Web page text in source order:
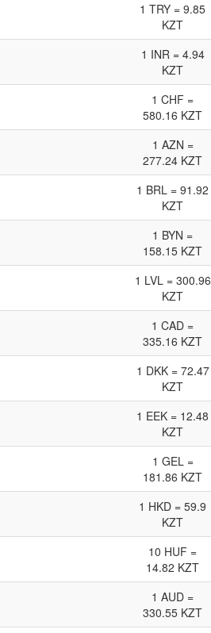
1 TRY = 9.85
KZT
1 INR = 4.94
KZT
1 CHF =
580.16 KZT
1 AZN =
277.24 KZT
1 BRL = 91.92
KZT
1 BYN =
158.15 KZT
1 LVL = 300.96
KZT
1 CAD =
335.16 KZT
1 DKK = 72.47
KZT
1 EEK = 12.48
KZT
1 GEL =
181.86 KZT
1 HKD = 59.9
KZT
10 HUF =
14.82 KZT
1 AUD =
330.55 KZT